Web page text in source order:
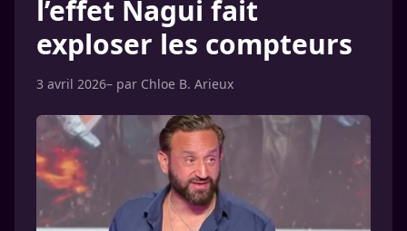
l’effet Nagui fait
exploser les compteurs
3 avril 2026– par Chloe B. Arieux